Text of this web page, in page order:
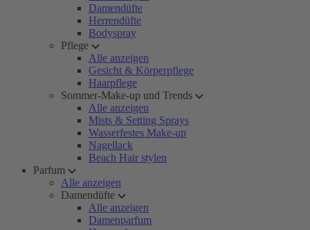
Damendüfte
Herrendüfte
Bodyspray
Pflege
Alle anzeigen
Gesicht & Körperpflege
Haarpflege
Sommer-Make-up und Trends
Alle anzeigen
Mists & Setting Sprays
Wasserfestes Make-up
Nagellack
Beach Hair stylen
Parfum
Alle anzeigen
Damendüfte
Alle anzeigen
Damenparfum